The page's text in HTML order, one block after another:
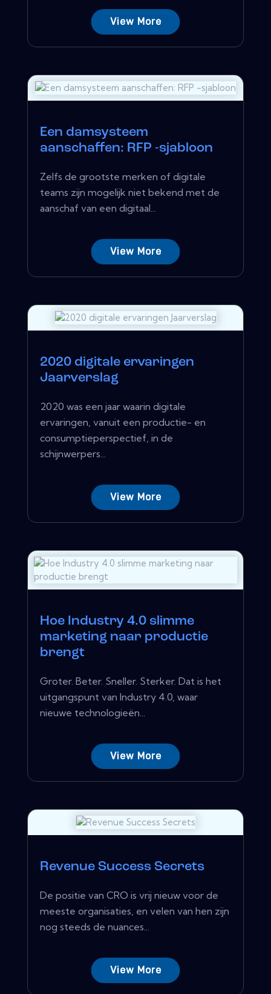
View More
Een damsysteem
aanschaffen: RFP -sjabloon
Zelfs de grootste merken of digitale
teams zijn mogelijk niet bekend met de
aanschaf van een digitaal...
View More
2020 digitale ervaringen
Jaarverslag
2020 was een jaar waarin digitale
ervaringen, vanuit een productie- en
consumptieperspectief, in de
schijnwerpers...
View More
Hoe Industry 4.0 slimme
marketing naar productie
brengt
Groter. Beter. Sneller. Sterker. Dat is het
uitgangspunt van Industry 4.0, waar
nieuwe technologieën...
View More
Revenue Success Secrets
De positie van CRO is vrij nieuw voor de
meeste organisaties, en velen van hen zijn
nog steeds de nuances...
View More